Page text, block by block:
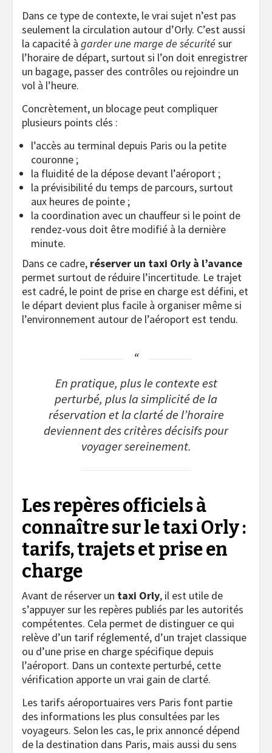
Dans ce type de contexte, le vrai sujet n’est pas
seulement la circulation autour d’Orly. C’est aussi
la capacité à garder une marge de sécurité sur
l’horaire de départ, surtout si l’on doit enregistrer
un bagage, passer des contrôles ou rejoindre un
vol à l’heure.
Concrètement, un blocage peut compliquer
plusieurs points clés :
l’accès au terminal depuis Paris ou la petite
couronne ;
la fluidité de la dépose devant l’aéroport ;
la prévisibilité du temps de parcours, surtout
aux heures de pointe ;
la coordination avec un chauffeur si le point de
rendez-vous doit être modifié à la dernière
minute.
Dans ce cadre, réserver un taxi Orly à l’avance
permet surtout de réduire l’incertitude. Le trajet
est cadré, le point de prise en charge est défini, et
le départ devient plus facile à organiser même si
l’environnement autour de l’aéroport est tendu.
En pratique, plus le contexte est
perturbé, plus la simplicité de la
réservation et la clarté de l’horaire
deviennent des critères décisifs pour
voyager sereinement.
Les repères officiels à
connaître sur le taxi Orly :
tarifs, trajets et prise en
charge
Avant de réserver un taxi Orly, il est utile de
s’appuyer sur les repères publiés par les autorités
compétentes. Cela permet de distinguer ce qui
relève d’un tarif réglementé, d’un trajet classique
ou d’une prise en charge spécifique depuis
l’aéroport. Dans un contexte perturbé, cette
vérification apporte un vrai gain de clarté.
Les tarifs aéroportuaires vers Paris font partie
des informations les plus consultées par les
voyageurs. Selon les cas, le prix annoncé dépend
de la destination dans Paris, mais aussi du sens